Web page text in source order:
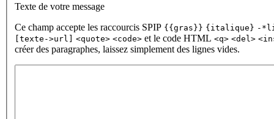
Texte de votre message
Ce champ accepte les raccourcis SPIP {{gras}} {italique} -
[texte->url] <quote> <code> et le code HTML <q> <del>
créer des paragraphes, laissez simplement des lignes vides.